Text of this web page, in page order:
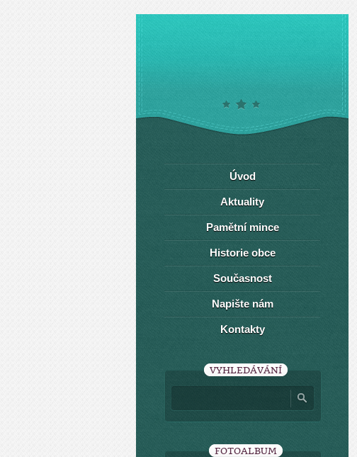
Úvod
Aktuality
Pamětní mince
Historie obce
Současnost
Napište nám
Kontakty
VYHLEDÁVÁNÍ
FOTOALBUM